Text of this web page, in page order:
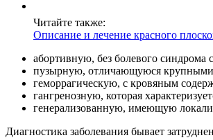
Читайте также:
Описание и лечение красного
абортивную, без болевого
пузырную, отличающуюся
геморрагическую, с кровяным
гангренозную, которая
генерализованную, имеющую
Диагностика заболевания бывает